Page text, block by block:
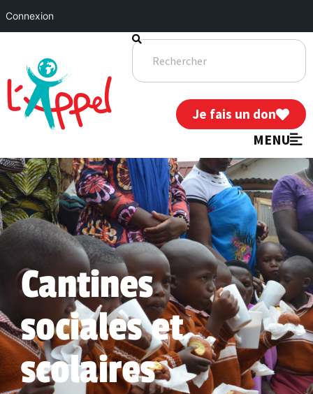
Je fais un don
MENU
Cantines
sociales et
scolaires
Connexion